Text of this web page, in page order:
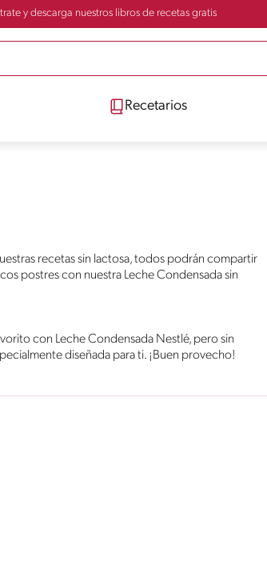
y descarga nuestros libros de recetas gratis
Recetarios
recetas sin lactosa, todos podrán compartir
postres con nuestra Leche Condensada sin
con Leche Condensada Nestlé, pero sin
diseñada para ti. ¡Buen provecho!